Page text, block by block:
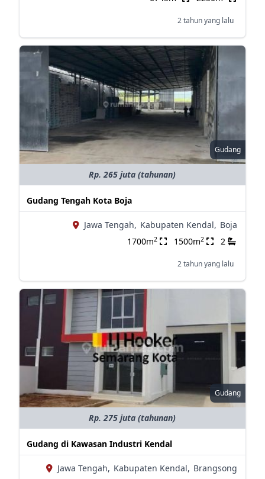
2 tahun yang lalu
Gudang
Rp. 265 juta (tahunan)
Gudang Tengah Kota Boja
Jawa Tengah, Kabupaten Kendal, Boja
1700m2 1500m2 2
2 tahun yang lalu
Gudang
Rp. 275 juta (tahunan)
Gudang di Kawasan Industri Kendal
Jawa Tengah, Kabupaten Kendal, Brangsong